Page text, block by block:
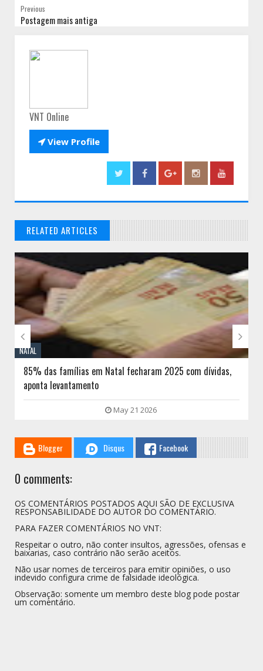
Previous
Postagem mais antiga
VNT Online
View Profile
RELATED ARTICLES
// THATS WHAT YOU MIGHT BE LOOKING FOR
NATAL
85% das famílias em Natal fecharam 2025 com dívidas,
aponta levantamento
May 21 2026
 
Blogger Disqus Facebook
0 comments:
OS COMENTÁRIOS POSTADOS AQUI SÃO DE EXCLUSIVA
RESPONSABILIDADE DO AUTOR DO COMENTÁRIO.
PARA FAZER COMENTÁRIOS NO VNT:
Respeitar o outro, não conter insultos, agressões, ofensas e
baixarias, caso contrário não serão aceitos.
Não usar nomes de terceiros para emitir opiniões, o uso
indevido configura crime de falsidade ideológica.
Observação: somente um membro deste blog pode postar
um comentário.